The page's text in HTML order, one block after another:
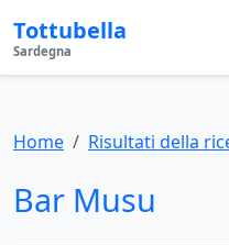
Tottubella
Sardegna
Home Risultati della
Bar Musu